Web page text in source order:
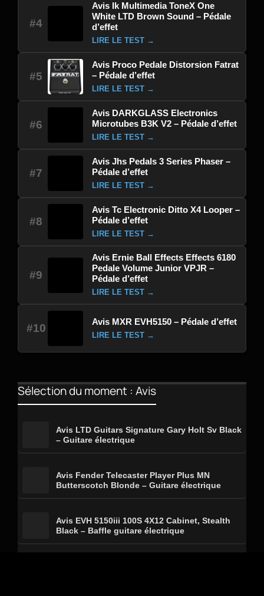
#4
Avis Ik Multimedia ToneX One
White LTD Brown Sound – Pédale
d’effet
LIRE LE TEST →
#5
Avis Proco Pedale Distorsion Fatrat
– Pédale d’effet
LIRE LE TEST →
#6
Avis DARKGLASS Electronics
Microtubes B3K V2 – Pédale d’effet
LIRE LE TEST →
#7
Avis Jhs Pedals 3 Series Phaser –
Pédale d’effet
LIRE LE TEST →
#8
Avis Tc Electronic Ditto X4 Looper –
Pédale d’effet
LIRE LE TEST →
#9
Avis Ernie Ball Effects Effects 6180
Pedale Volume Junior VPJR –
Pédale d’effet
LIRE LE TEST →
#10
Avis MXR EVH5150 – Pédale d’effet
LIRE LE TEST →
Sélection du moment : Avis
Avis LTD Guitars Signature Gary Holt Sv Black
– Guitare électrique
Avis Fender Telecaster Player Plus MN
Butterscotch Blonde – Guitare électrique
Avis EVH 5150iii 100S 4X12 Cabinet, Stealth
Black – Baffle guitare électrique